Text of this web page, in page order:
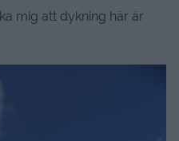
mig att dykning här är